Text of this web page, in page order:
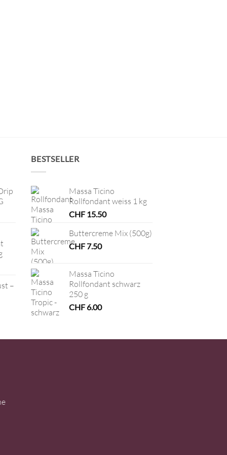
–
BESTSELLER
Massa Ticino
Rollfondant weiss 1 kg
CHF15.50
Buttercreme Mix (500g)
CHF7.50
Massa Ticino
Rollfondant schwarz
250 g
CHF6.00